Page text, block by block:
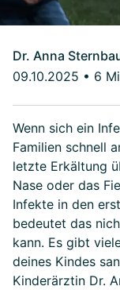
Dr. Anna
09.10.2025 • 6
Wenn sich ein
Familien schnell
letzte Erkältung
Nase oder das
Infekte in den
bedeutet das
kann. Es gibt
deines Kindes
Kinderärztin Dr.